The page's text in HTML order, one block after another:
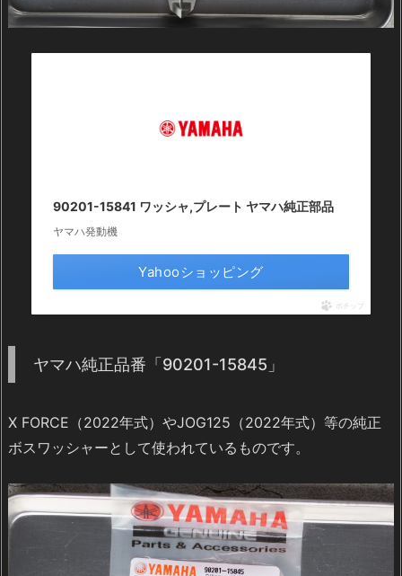
90201-15841 ワッシャ,プレート ヤマハ純正部品
ヤマハ発動機
Yahooショッピング
ポチップ
ヤマハ純正品番「90201-15845」
X FORCE（2022年式）やJOG125（2022年式）等の純正
ボスワッシャーとして使われているものです。